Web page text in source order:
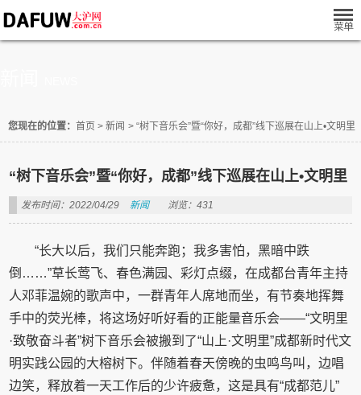
您现在的位置： 首页 > 新闻 > “树下音乐会”暨“你好，成都”线下巡展在山上•文明里
“树下音乐会”暨“你好，成都”线下巡展在山上•文明里
发布时间：2022/04/29 新闻 浏览：431
“长大以后，我们只能奔跑；我多害怕，黑暗中跌
倒……”草长莺飞、春色满园、彩灯点缀，在成都台青年主持
人邓菲温婉的歌声中，一群青年人席地而坐，有节奏地挥舞
手中的荧光棒，将这场好听好看的正能量音乐会——“文明里
·致敬奋斗者”树下音乐会被搬到了“山上·文明里”成都新时代文
明实践公园的大榕树下。伴随着春天傍晚的虫鸣鸟叫，边唱
边笑，释放着一天工作后的少许疲惫，这是具有“成都范儿”